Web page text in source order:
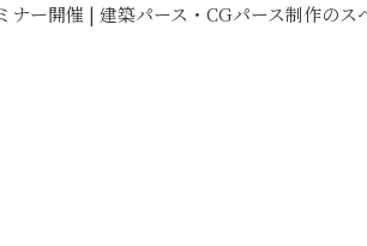
ー開催 | 建築パース・CGパース制作の